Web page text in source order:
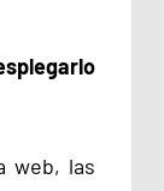
web, las